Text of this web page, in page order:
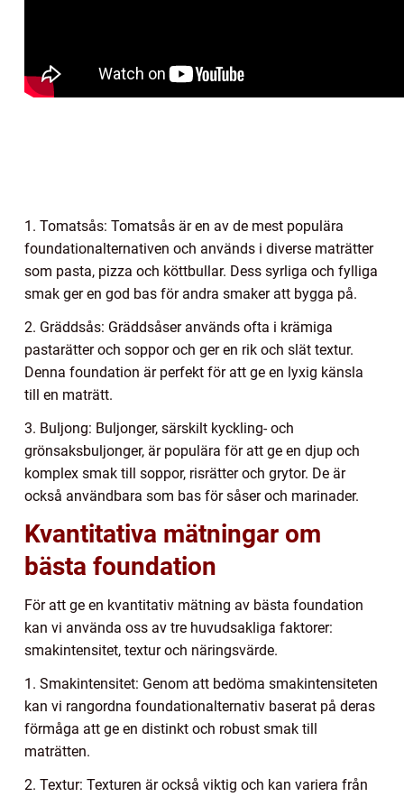
1. Tomatsås: Tomatsås är en av de mest populära
foundationalternativen och används i diverse maträtter
som pasta, pizza och köttbullar. Dess syrliga och fylliga
smak ger en god bas för andra smaker att bygga på.
2. Gräddsås: Gräddsåser används ofta i krämiga
pastarätter och soppor och ger en rik och slät textur.
Denna foundation är perfekt för att ge en lyxig känsla
till en maträtt.
3. Buljong: Buljonger, särskilt kyckling- och
grönsaksbuljonger, är populära för att ge en djup och
komplex smak till soppor, risrätter och grytor. De är
också användbara som bas för såser och marinader.
Kvantitativa mätningar om
bästa foundation
För att ge en kvantitativ mätning av bästa foundation
kan vi använda oss av tre huvudsakliga faktorer:
smakintensitet, textur och näringsvärde.
1. Smakintensitet: Genom att bedöma smakintensiteten
kan vi rangordna foundationalternativ baserat på deras
förmåga att ge en distinkt och robust smak till
maträtten.
2. Textur: Texturen är också viktig och kan variera från